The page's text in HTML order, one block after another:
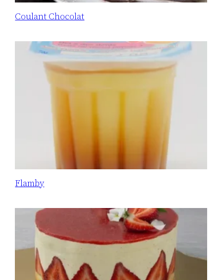
Coulant Chocolat
Flamby